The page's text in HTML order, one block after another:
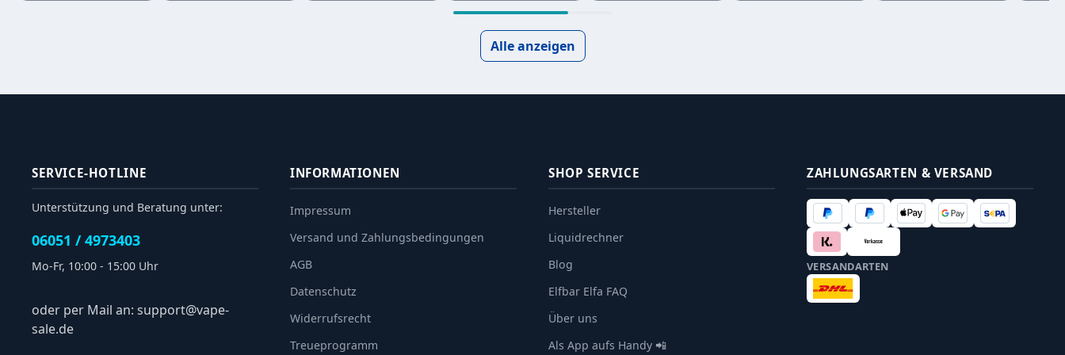
Alle anzeigen
SERVICE-HOTLINE
Unterstützung und Beratung unter:
06051 / 4973403
Mo-Fr, 10:00 - 15:00 Uhr
oder per Mail an: support@vape-
sale.de
INFORMATIONEN
Impressum
Versand und Zahlungsbedingungen
AGB
Datenschutz
Widerrufsrecht
Treueprogramm
SHOP SERVICE
Hersteller
Liquidrechner
Blog
Elfbar Elfa FAQ
Über uns
Als App aufs Handy 📲
ZAHLUNGSARTEN & VERSAND
VERSANDARTEN